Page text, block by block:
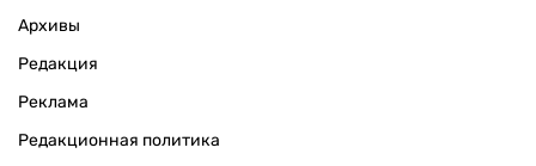
Архивы
Редакция
Реклама
Редакционная политика